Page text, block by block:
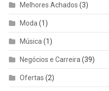
Melhores Achados (3)
Moda (1)
Música (1)
Negócios e Carreira (39)
Ofertas (2)